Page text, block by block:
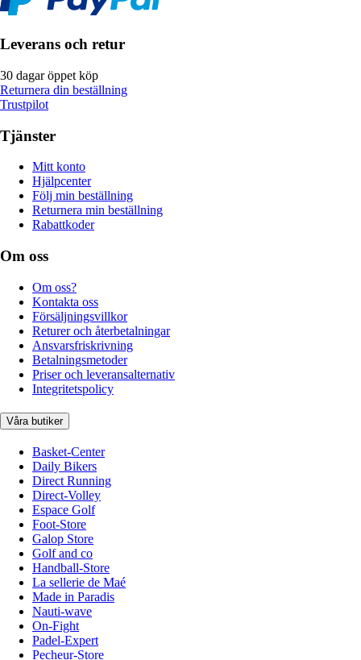
Leverans och retur
30 dagar öppet köp
Returnera din beställning
Trustpilot
Tjänster
Mitt konto
Hjälpcenter
Följ min beställning
Returnera min beställning
Rabattkoder
Om oss
Om oss?
Kontakta oss
Försäljningsvillkor
Returer och återbetalningar
Ansvarsfriskrivning
Betalningsmetoder
Priser och leveransalternativ
Integritetspolicy
Våra butiker
Basket-Center
Daily Bikers
Direct Running
Direct-Volley
Espace Golf
Foot-Store
Galop Store
Golf and co
Handball-Store
La sellerie de Maé
Made in Paradis
Nauti-wave
On-Fight
Padel-Expert
Pecheur-Store